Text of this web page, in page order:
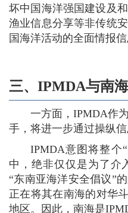
坏中国海洋强国建设及
渔业信息分享等非传统
国海洋活动的全面情报信
三、IPMDA与南
一方面，IPMDA作
手，将进一步通过操纵信
IPMDA意图将整个
中，绝非仅仅是为了介
“东南亚海洋安全倡议”
正在将其在南海的对华
地区。因此，南海是